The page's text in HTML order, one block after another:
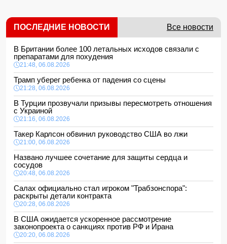
ПОСЛЕДНИЕ НОВОСТИ Все новости
В Британии более 100 летальных исходов связали с
препаратами для похудения
21:48, 06.08.2026
Трамп уберег ребенка от падения со сцены
21:28, 06.08.2026
В Турции прозвучали призывы пересмотреть отношения
с Украиной
21:16, 06.08.2026
Такер Карлсон обвинил руководство США во лжи
21:00, 06.08.2026
Названо лучшее сочетание для защиты сердца и
сосудов
20:48, 06.08.2026
Салах официально стал игроком "Трабзонспора":
раскрыты детали контракта
20:28, 06.08.2026
В США ожидается ускоренное рассмотрение
законопроекта о санкциях против РФ и Ирана
20:20, 06.08.2026